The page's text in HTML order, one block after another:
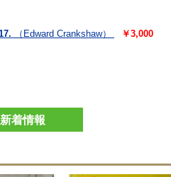
（Edward Crankshaw）
￥3,000
新着情報